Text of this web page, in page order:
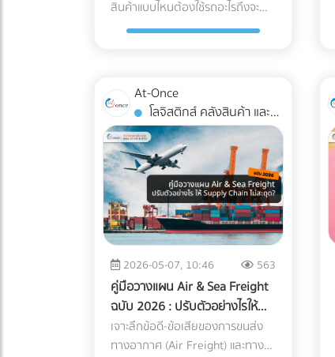
2026 เกมได้เปลี่ยนไปแล้วด้วยปัจจัย
แบตเตอรี่ Lithium Iron
Phosphate (LiFePO4) สำหรับ
อุตสาหกรรม มีการผลิตในสเกลที่
ใหญ่ขึ้นมาก ทำให้ราคาต่อกิโลวัตต์-
ชั่วโมง (kWh) ถูกลงกว่าอดีตเกือบ
40% แถมยังมีความปลอดภัยสูง ไม่
ติดไฟง่าย และอายุการใช้งาน
ยาวนานกว่า 10,000 ไซเคิล (อ้างอิง
จากรายงาน Bloomberg) ระบบ
Peak Shaving หั่นค่าไฟ TOU แบบ
อัจฉริยะ: โรงงานส่วนใหญ่ใช้ค่าไฟ
แบบ TOU (Time of Use) ซึ่งช่วง
บ่าย (On-Peak) ค่าไฟจะแพงมาก
ระบบ AI ใน ESS จะคำนวณและปล่อย
Cryptocurrency แล้วไม่แปลงค่า
เงินมาบันทึกเป็นรายได้ หรือโอนเข้า
กระดานเทรด (Exchange) เพื่อตรวจ
สอบร่องรอย (Blockchain
Tracing) ได้อย่างแม่นยำ อย่ารอให้
จดหมายประเมินภาษีย้อนหลังส่งมา
ถึงบริษัท! การป้องกันที่ดีที่สุดคือ
การวางโครงสร้างระบบบัญชีที่
โปร่งใสและถูกต้องตามกฎหมาย
หากคุณต้องการเปลี่ยนผู้ทำบัญชี
หรือกำลังมองหาสำนักงานบัญชีที่
เชี่ยวชาญ โดยเฉพาะการวางแผน
ภาษีองค์กรยุคใหม่... เข้ามาเลือก
เปรียบเทียบผู้เชี่ยวชาญตัวจริงได้ที่
At-once เพื่อหมดห่วงเรื่องภาษี
แล้วโฟกัสกับการเติบโตของธุรกิจได้
ความไม่รู้ แต่ในมุมของศุลกากรจะถือ
เป็นการ "หลีกเลี่ยงภาษี" ธุรกิจอาจ
หลังพร้อมค่าปรับที่สูงกว่ามูลค่า
สินค้าหลายเท่าตัว ซึ่งศุลกากรมี
สิทธิ์ตรวจสอบย้อนหลังได้สูงสุดถึง
10 ปี หากระบุพิกัดผิด (สำแดงภาษี
สูงเกินจริง): ธุรกิจจะต้องจ่ายภาษี
แพงกว่าที่ควรจะเป็น ทำให้ต้นทุน
สินค้าสูงขึ้นและสูญเสียความ
สามารถในการแข่งขันในตลาดโดย
เปล่าประโยชน์ 2. พลาดสิทธิ
ประโยชน์ทางภาษีเพราะเอกสาร C/O
ไม่สมบูรณ์ การนำเข้าหรือส่งออกไป
ยังประเทศที่มีข้อตกลงเขตการค้า
เสรี (FTA) เช่น จีน ญี่ปุ่น หรือ
อาเซียน ธุรกิจสามารถใช้
บุคลากร: กิจกรรมต้องมีกำหนดการ
(Itinerary) ชัดเจน เช่น มีการอบรม
ที่พนักงานทุกคนเข้าถึงได้: ต้อง
เป็นการจัดเลี้ยงหรือสวัสดิการที่ให้
สิทธิพนักงานทุกคนอย่างเท่าเทียม
ไม่เลือกปฏิบัติเฉพาะกลุ่ม มีหลักฐาน
การจ่ายเงินที่ถูกต้อง: ต้องมีใบ
กำกับภาษี/ใบเสร็จรับเงินที่ระบุชื่อ
บริษัทของคุณอย่างครบถ้วน 3
เทคนิคเช่ารถทัวร์เหมาคันให้
"ประหยัดงบ" และถูกต้องตาม
กฎหมาย การประเมินจำนวนคนและ
ประเภทรถ (Capacity Planning):
เลือกรถให้พอดีกับจำนวนคน เช่น
พนักงาน 20 คน ควรเลือกมินิบัส
แทนรถบัสขนาด 40 ที่นั่ง เพื่อลดค่า
ใช้จ่ายส่วนเกิน การคำนวณเส้นทาง
สินค้าแบบไหนต้องใช้รถอะไรถึงจะ
ตอบโจทย์? ในโลกของการทำธุรกิจ
แฝง" และ "ความปลอดภัยของ
สินค้า" หลายครั้งที่ฝ่ายจัดซื้อหรือผู้
ประกอบการเลือกจ้างรถขนส่งขนาด
ใหญ่เกินความจำเป็นเพราะเผื่อเหลือ
เผื่อขาด จนทำให้ค่าใช้จ่ายบานปลาย
หรือบางครั้งเลือกใช้รถผิดประเภท
จนสินค้าเสียหายระหว่างทาง (เช่น
โดนฝนสาด หรืออุณหภูมิเปลี่ยน)
ประเภทรถขนส่ง Logistics เพื่อให้
คุณจับคู่สินค้ากับยานพาหนะได้
อย่างถูกต้อง คุ้มค่า และตอบโจทย์
ธุรกิจมากที่สุด ทำไมฝ่ายจัดซื้อต้อง
ซีเรียสเรื่อง "ประเภทรถขนส่ง"? การ
At-Once
การจัดส่ง
2026-05-07, 10:46 563
คู่มือวางแผน Air & Sea Freight
ฉบับ 2026 : ปรับตัวอย่างไรให้
ซัพพลายเชนไม่สะดุด?
เจาะลึกข้อดี-ข้อเสียของการขนส่ง
ทางอากาศ (Air Freight) และทาง